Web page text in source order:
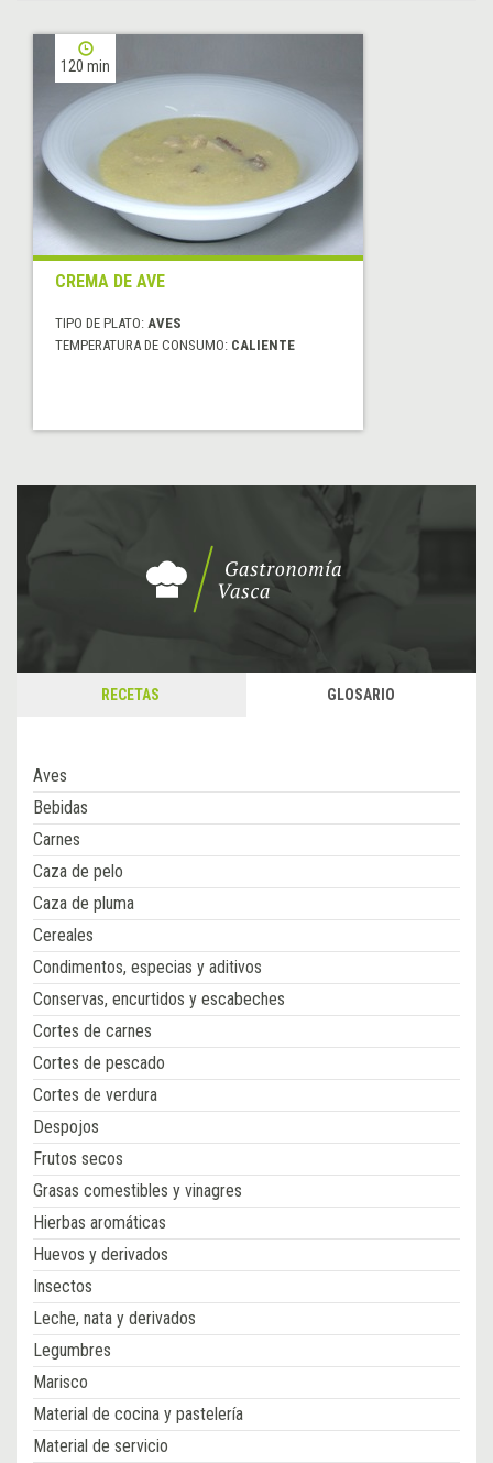
120 min
CREMA DE AVE
TIPO DE PLATO: AVES
TEMPERATURA DE CONSUMO: CALIENTE
RECETAS GLOSARIO
Aves
Bebidas
Carnes
Caza de pelo
Caza de pluma
Cereales
Condimentos, especias y aditivos
Conservas, encurtidos y escabeches
Cortes de carnes
Cortes de pescado
Cortes de verdura
Despojos
Frutos secos
Grasas comestibles y vinagres
Hierbas aromáticas
Huevos y derivados
Insectos
Leche, nata y derivados
Legumbres
Marisco
Material de cocina y pastelería
Material de servicio